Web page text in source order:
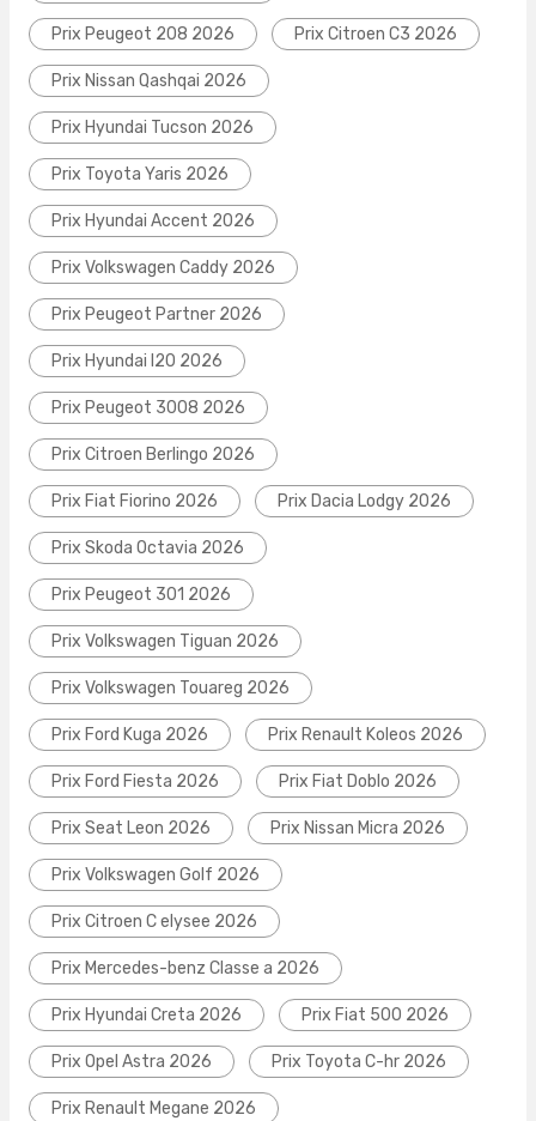
Prix Peugeot 208 2026 Prix Citroen C3 2026
Prix Nissan Qashqai 2026
Prix Hyundai Tucson 2026
Prix Toyota Yaris 2026
Prix Hyundai Accent 2026
Prix Volkswagen Caddy 2026
Prix Peugeot Partner 2026
Prix Hyundai I20 2026
Prix Peugeot 3008 2026
Prix Citroen Berlingo 2026
Prix Fiat Fiorino 2026 Prix Dacia Lodgy 2026
Prix Skoda Octavia 2026
Prix Peugeot 301 2026
Prix Volkswagen Tiguan 2026
Prix Volkswagen Touareg 2026
Prix Ford Kuga 2026 Prix Renault Koleos 2026
Prix Ford Fiesta 2026 Prix Fiat Doblo 2026
Prix Seat Leon 2026 Prix Nissan Micra 2026
Prix Volkswagen Golf 2026
Prix Citroen C elysee 2026
Prix Mercedes-benz Classe a 2026
Prix Hyundai Creta 2026 Prix Fiat 500 2026
Prix Opel Astra 2026 Prix Toyota C-hr 2026
Prix Renault Megane 2026